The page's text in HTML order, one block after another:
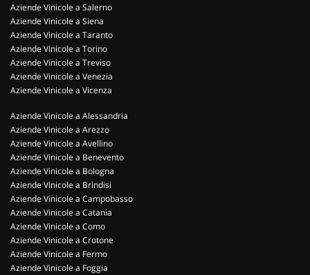
Aziende Vinicole a Salerno
Aziende Vinicole a Siena
Aziende Vinicole a Taranto
Aziende Vinicole a Torino
Aziende Vinicole a Treviso
Aziende Vinicole a Venezia
Aziende Vinicole a Vicenza
Aziende Vinicole a Alessandria
Aziende Vinicole a Arezzo
Aziende Vinicole a Avellino
Aziende Vinicole a Benevento
Aziende Vinicole a Bologna
Aziende Vinicole a Brindisi
Aziende Vinicole a Campobasso
Aziende Vinicole a Catania
Aziende Vinicole a Como
Aziende Vinicole a Crotone
Aziende Vinicole a Fermo
Aziende Vinicole a Foggia